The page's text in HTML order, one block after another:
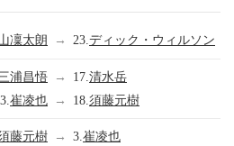
凜太朗 → 23. ディック・ウィルソン
浦昌悟 → 17. 清水岳
3. 崔凌也 → 18. 須藤元樹
藤元樹 → 3. 崔凌也